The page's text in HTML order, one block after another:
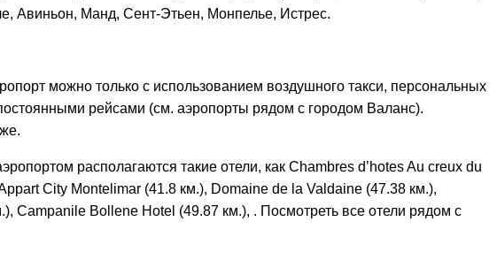
Авиньон, Манд, Сент-Этьен, Монпелье, Истрес.
можно только с использованием воздушного такси, персональных
рейсами (см. аэропорты рядом с городом Валанс).
располагаются такие отели, как Chambres d’hotes Au creux du
City Montelimar (41.8 км.), Domaine de la Valdaine (47.38 км.),
Campanile Bollene Hotel (49.87 км.), . Посмотреть все отели рядом с